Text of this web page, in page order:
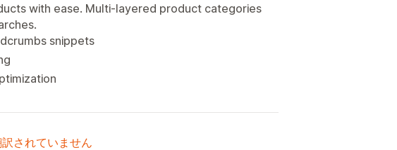
with ease. Multi-layered product categories
snippets
されていません